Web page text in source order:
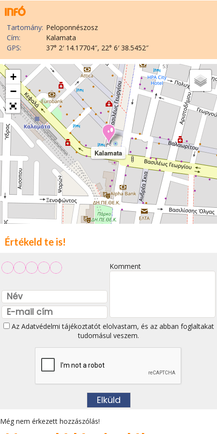
Tartomány: Peloponnészosz
Cím:
Kalamata
GPS:
37° 2′ 14.17704″, 22° 6′ 38.5452″
Kalamata
+
−
Értékeld te is!
Komment
Az Adatvédelmi tájékoztatótelolvastam, és az abban foglaltakat
tudomásul veszem.
Még nem érkezett hozzászólás!